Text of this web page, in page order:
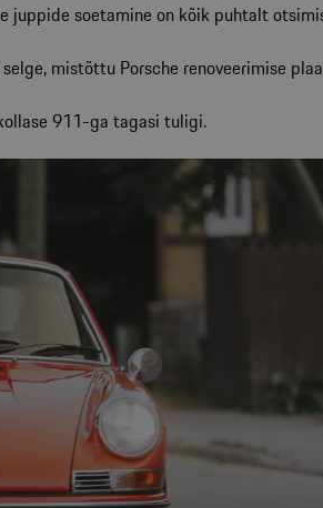
juppide soetamine on kõik puhtalt
mistõttu Porsche renoveerimise
911-ga tagasi tuligi.